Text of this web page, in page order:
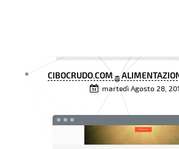
CIBOCRUDO.COM –
martedì Agosto 28,